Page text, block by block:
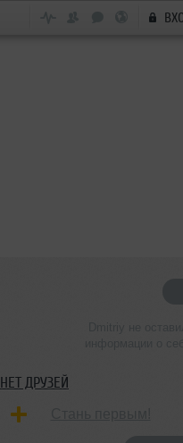
НЕТ ДРУЗЕЙ